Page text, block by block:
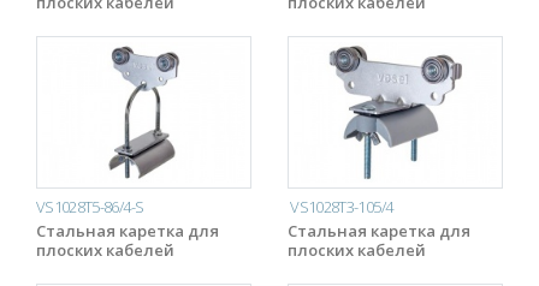
VS1028T5-86/4-S
Стальная каретка для
плоских кабелей
VS1028T3-105/4
Стальная каретка для
плоских кабелей